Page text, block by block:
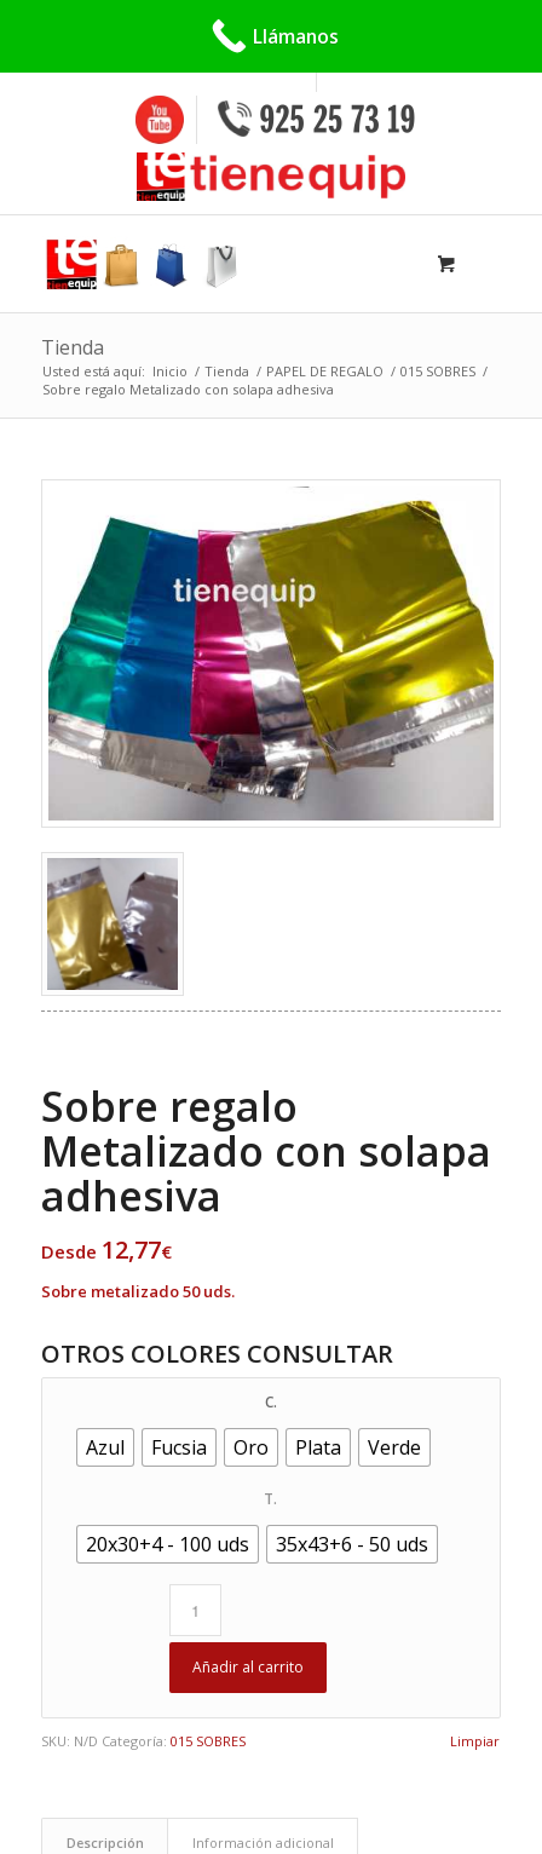
Tienda
Usted está aquí: Inicio / Tienda / PAPEL DE REGALO / 015 SOBRES /
Sobre regalo Metalizado con solapa adhesiva
Sobre regalo
Metalizado con solapa
adhesiva
Desde 12,77€
Sobre metalizado 50 uds.
OTROS COLORES CONSULTAR
C.
Azul Fucsia Oro Plata Verde
T.
20x30+4 - 100 uds 35x43+6 - 50 uds
Limpiar
Añadir al carrito
SKU: N/D Categoría: 015 SOBRES
Descripción Información adicional
Llámanos